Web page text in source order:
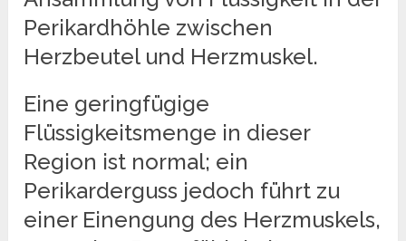
Perikardhöhle zwischen
Herzbeutel und Herzmuskel.
Eine geringfügige
Flüssigkeitsmenge in dieser
Region ist normal; ein
Perikarderguss jedoch führt zu
einer Einengung des Herzmuskels,